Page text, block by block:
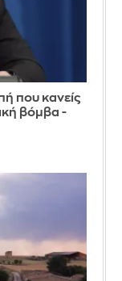
που κανείς
βόμβα -